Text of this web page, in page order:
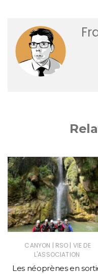
CANYON | RSO | VIE DE
L'ASSOCIATION
Les néoprènes en